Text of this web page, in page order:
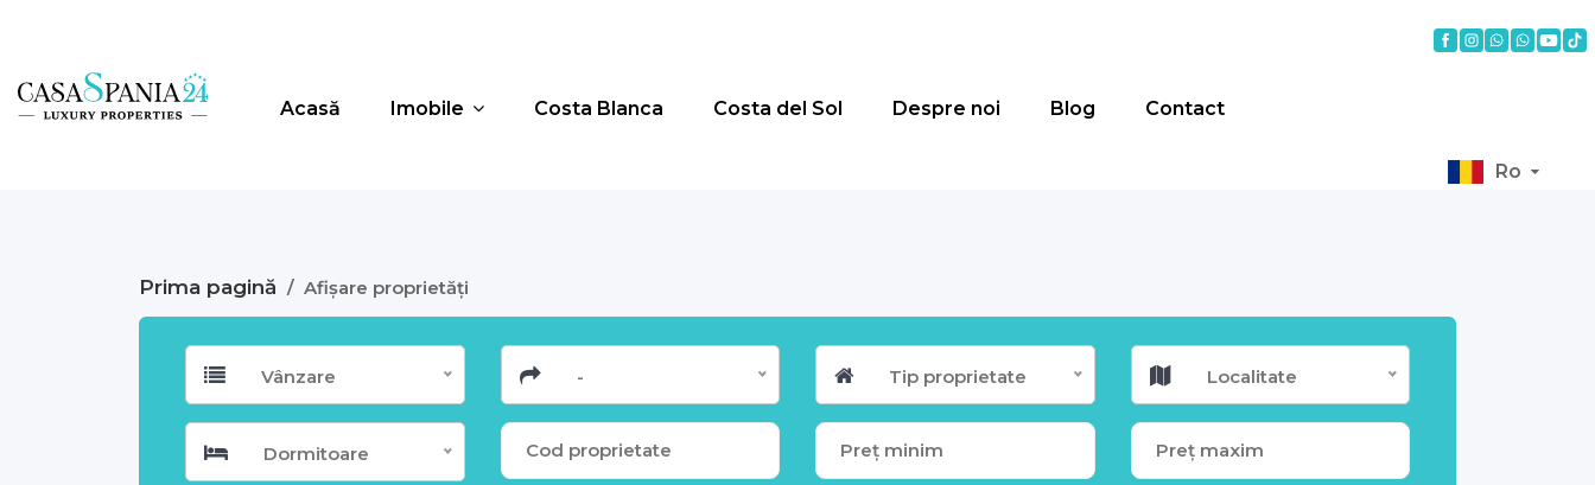
Acasă Imobile Costa Blanca Costa del Sol Despre noi Blog Contact
Ro
Prima pagină / Afișare proprietăți
Vânzare - Tip proprietate Localitate
Dormitoare